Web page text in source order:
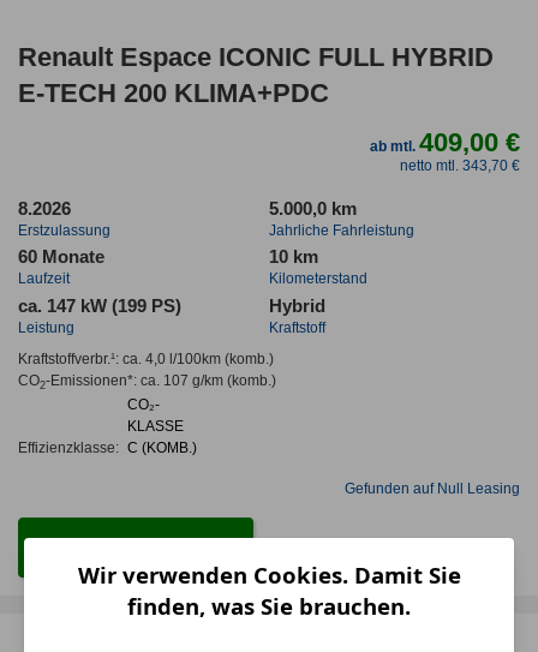
Renault Espace ICONIC FULL HYBRID
E-TECH 200 KLIMA+PDC
ab mtl.409,00 €
netto mtl. 343,70 €
8.2026
Erstzulassung
5.000,0 km
Jahrliche Fahrleistung
60 Monate
Laufzeit
10 km
Kilometerstand
ca. 147 kW (199 PS)
Leistung
Hybrid
Kraftstoff
Kraftstoffverbr.¹: ca. 4,0 l/100km(komb.)
CO2-Emissionen*: ca. 107 g/km(komb.)
Effizienzklasse:
CO₂-
KLASSE
C (KOMB.)
Gefunden auf Null Leasing
Wir verwenden Cookies. Damit Sie
finden, was Sie brauchen.